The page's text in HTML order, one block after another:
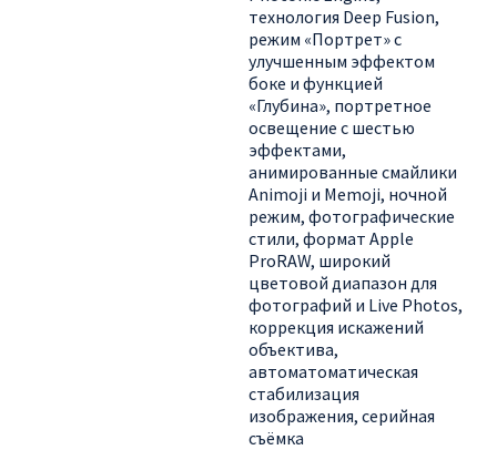
технология Deep Fusion,
режим «Портрет» с
улучшенным эффектом
боке и функцией
«Глубина», портретное
освещение с шестью
эффектами,
анимированные смайлики
Animoji и Memoji, ночной
режим, фотографические
стили, формат Apple
ProRAW, широкий
цветовой диапазон для
фотографий и Live Photos,
коррекция искажений
объектива,
автоматоматическая
стабилизация
изображения, серийная
съëмка